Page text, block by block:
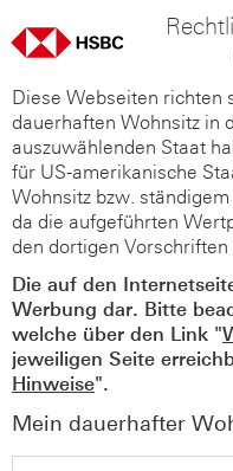
Diese Webseiten richten
dauerhaften Wohnsitz in
auszuwählenden Staat
für US-amerikanische
Wohnsitz bzw.
da die aufgeführten
den dortigen
Die auf den
Werbung dar. Bitte
welche über den Link "
jeweiligen Seite
Hinweise".
Mein dauerhafter